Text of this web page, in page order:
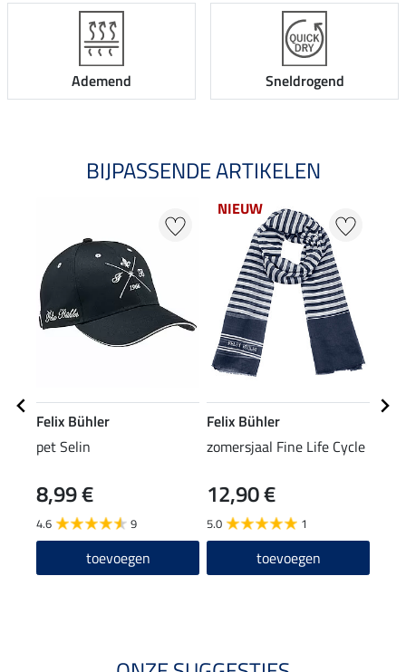
Ademend Sneldrogend
BIJPASSENDE ARTIKELEN
Felix Bühler
pet Selin
8,99 €
4.6 9
toevoegen
NIEUW
Felix Bühler
zomersjaal Fine Life Cycle
12,90 €
5.0 1
toevoegen